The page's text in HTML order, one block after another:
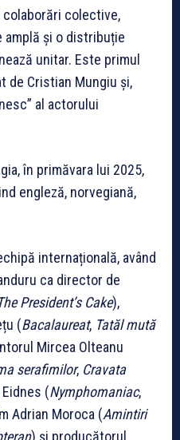
colective,
și o distribuție
unitar. Este primul
de Cristian Mungiu și,
al actorului
în primăvara lui 2025,
engleză, norvegiană,
internațională, având
ca director de
President’s Cake),
(Bacalaureat, Tatăl mută
Mircea Olteanu
serafimilor, Cravata
(Nymphomaniac,
Adrian Moroca (Amintiri
) și producătorul